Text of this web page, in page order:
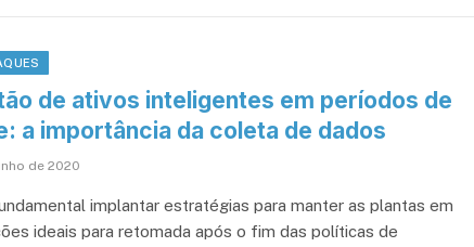
de ativos inteligentes em períodos de
a importância da coleta de dados
de 2020
implantar estratégias para manter as plantas em
ideais para retomada após o fim das políticas de